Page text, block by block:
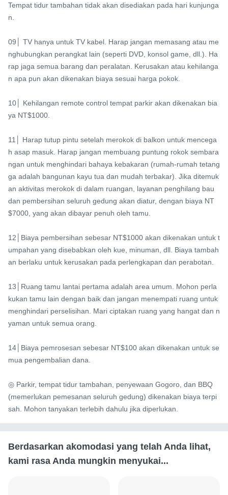
Tempat tidur tambahan tidak akan disediakan pada hari kunjunga
n.
09│ TV hanya untuk TV kabel. Harap jangan memasang atau me
nghubungkan perangkat lain (seperti DVD, konsol game, dll.). Ha
rap jaga semua barang dan peralatan. Kerusakan atau kehilanga
n apa pun akan dikenakan biaya sesuai harga pokok.
10│ Kehilangan remote control tempat parkir akan dikenakan bia
ya NT$1000.
11│ Harap tutup pintu setelah merokok di balkon untuk mencega
h asap masuk. Harap jangan membuang puntung rokok sembara
ngan untuk menghindari bahaya kebakaran (rumah-rumah tetang
ga adalah bangunan kayu tua dan mudah terbakar). Jika ditemuk
an aktivitas merokok di dalam ruangan, layanan penghilang bau
dan pembersihan seluruh gedung akan diatur, dengan biaya NT
$7000, yang akan dibayar penuh oleh tamu.
12│Biaya pembersihan sebesar NT$1000 akan dikenakan untuk t
umpahan yang disebabkan oleh kue, minuman, dll. Biaya tambah
an berlaku untuk kerusakan pada perlengkapan dan perabotan.
13│Ruang tamu lantai pertama adalah area umum. Mohon perla
kukan tamu lain dengan baik dan jangan menempati ruang untuk
menghindari perselisihan. Mari ciptakan ruang yang hangat dan n
yaman untuk semua orang.
14│Biaya pemrosesan sebesar NT$100 akan dikenakan untuk se
mua pengembalian dana.
◎ Parkir, tempat tidur tambahan, penyewaan Gogoro, dan BBQ
(memerlukan pemesanan seluruh gedung) dikenakan biaya terpi
sah. Mohon tanyakan terlebih dahulu jika diperlukan.
Berdasarkan akomodasi yang telah Anda lihat,
kami rasa Anda mungkin menyukai...